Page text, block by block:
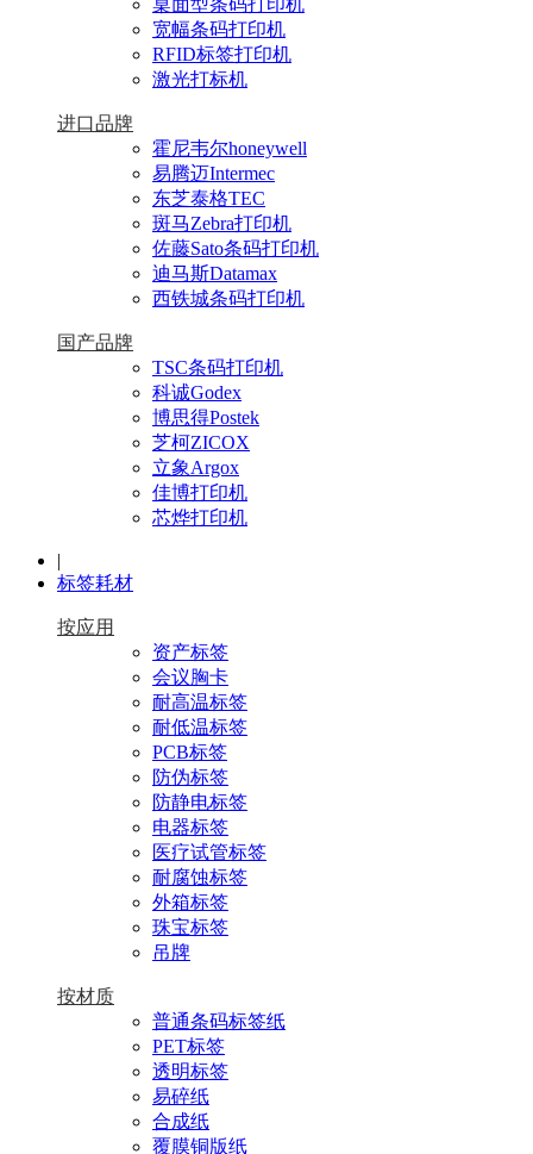
宽幅条码打印机
RFID标签打印机
激光打标机
进口品牌
霍尼韦尔honeywell
易腾迈Intermec
东芝泰格TEC
斑马Zebra打印机
佐藤Sato条码打印机
迪马斯Datamax
西铁城条码打印机
国产品牌
TSC条码打印机
科诚Godex
博思得Postek
芝柯ZICOX
立象Argox
佳博打印机
芯烨打印机
|
标签耗材
按应用
资产标签
会议胸卡
耐高温标签
耐低温标签
PCB标签
防伪标签
防静电标签
电器标签
医疗试管标签
耐腐蚀标签
外箱标签
珠宝标签
吊牌
按材质
普通条码标签纸
PET标签
透明标签
易碎纸
合成纸
覆膜铜版纸